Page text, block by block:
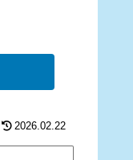
2026.02.22